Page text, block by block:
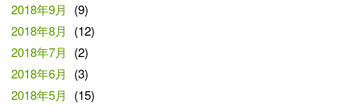
2018年9月
(9)
2018年8月
(12)
2018年7月
(2)
2018年6月
(3)
2018年5月
(15)